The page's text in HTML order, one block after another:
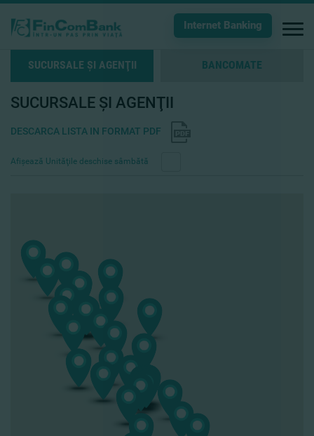
Internet Banking
SUCURSALE ŞI AGENŢII BANCOMATE
SUCURSALE ŞI AGENŢII
DESCARCA LISTA IN FORMAT PDF
Afişează Unităţile deschise sâmbătă